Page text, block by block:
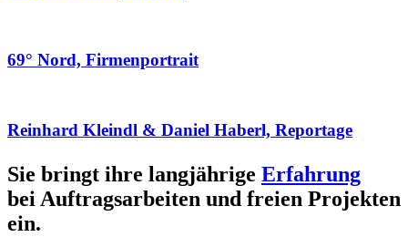
69° Nord, Firmenportrait
Reinhard Kleindl & Daniel Haberl, Reportage
Sie bringt ihre langjährige Erfahrung
bei Auftragsarbeiten und freien Projekten
ein.